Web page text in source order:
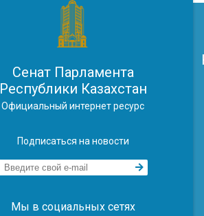
Сенат Парламента
Республики Казахстан
Официальный интернет ресурс
Подписаться на новости
Мы в социальных сетях